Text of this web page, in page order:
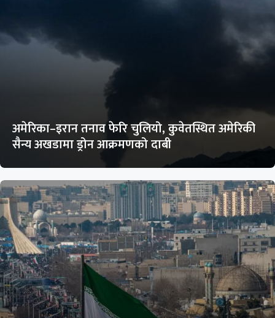
अमेरिका–इरान तनाव फेरि चुलियो, कुवेतस्थित अमेरिकी
सैन्य अखडामा ड्रोन आक्रमणको दाबी